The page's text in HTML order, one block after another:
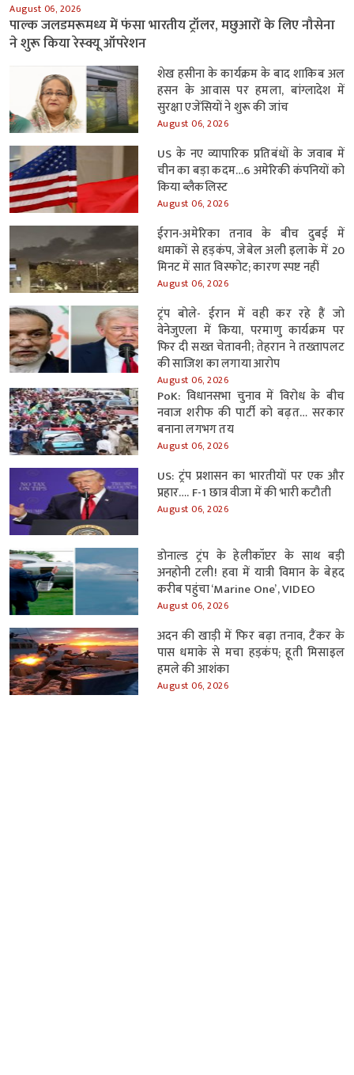
August 06, 2026
पाल्क जलडमरूमध्य में फंसा भारतीय ट्रॉलर, मछुआरों के लिए नौसेना
ने शुरू किया रेस्क्यू ऑपरेशन
शेख हसीना के कार्यक्रम के बाद शाकिब अल
हसन के आवास पर हमला, बांग्लादेश में
सुरक्षा एजेंसियों ने शुरू की जांच
August 06, 2026
US के नए व्यापारिक प्रतिबंधों के जवाब में
चीन का बड़ा कदम…6 अमेरिकी कंपनियों को
किया ब्लैकलिस्ट
August 06, 2026
ईरान-अमेरिका तनाव के बीच दुबई में
धमाकों से हड़कंप, जेबेल अली इलाके में 20
मिनट में सात विस्फोट; कारण स्पष्ट नहीं
August 06, 2026
ट्रंप बोले- ईरान में वही कर रहे हैं जो
वेनेजुएला में किया, परमाणु कार्यक्रम पर
फिर दी सख्त चेतावनी; तेहरान ने तख्तापलट
की साजिश का लगाया आरोप
August 06, 2026
PoK: विधानसभा चुनाव में विरोध के बीच
नवाज शरीफ की पार्टी को बढ़त… सरकार
बनाना लगभग तय
August 06, 2026
US: ट्रंप प्रशासन का भारतीयों पर एक और
प्रहार…. F-1 छात्र वीजा में की भारी कटौती
August 06, 2026
डोनाल्ड ट्रंप के हेलीकॉप्टर के साथ बड़ी
अनहोनी टली! हवा में यात्री विमान के बेहद
करीब पहुंचा ‘Marine One’, VIDEO
August 06, 2026
अदन की खाड़ी में फिर बढ़ा तनाव, टैंकर के
पास धमाके से मचा हड़कंप; हूती मिसाइल
हमले की आशंका
August 06, 2026